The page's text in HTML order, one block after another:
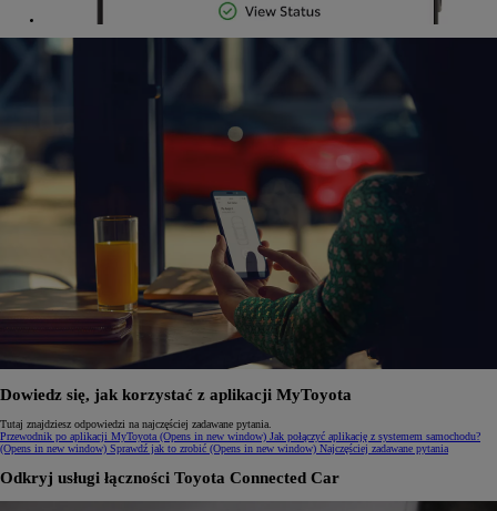
Dowiedz się, jak korzystać z aplikacji MyToyota
Tutaj znajdziesz odpowiedzi na najczęściej zadawane pytania.
Przewodnik po aplikacji MyToyota (Opens in new window) Jak połączyć aplikację z systemem samochodu?
(Opens in new window) Sprawdź jak to zrobić (Opens in new window) Najczęściej zadawane pytania
Odkryj usługi łączności Toyota Connected Car